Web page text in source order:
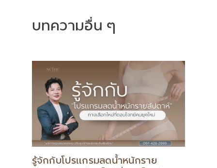
บทความอื่น ๆ
รู้จักกับโปรแกรมลดน้ำหนักราย